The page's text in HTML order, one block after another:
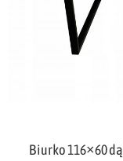
Biurko 116×60